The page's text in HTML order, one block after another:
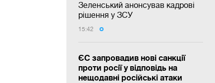
Зеленський анонсував кадрові
рішення у ЗСУ
15:42
ЄС запровадив нові санкції
проти росії у відповідь на
нещодавні російські атаки